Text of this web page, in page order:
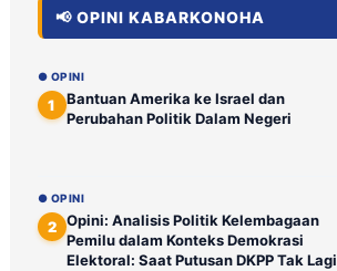
📢 OPINI KABARKONOHA
● OPINI
1
Bantuan Amerika ke Israel dan
Perubahan Politik Dalam Negeri
● OPINI
2 Opini: Analisis Politik Kelembagaan
Pemilu dalam Konteks Demokrasi
Elektoral: Saat Putusan DKPP Tak Lagi